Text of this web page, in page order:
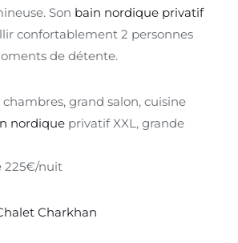
Son bain nordique privatif
confortablement 2 personnes
de détente.
chambres, grand salon, cuisine
nordique privatif XXL, grande
225€/nuit
Charkhan